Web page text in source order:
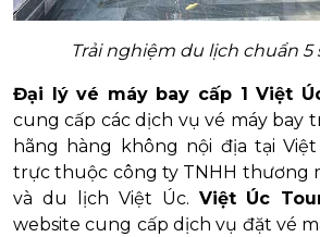
Trải nghiệm du lịch chuẩn 5
Đại lý vé máy bay cấp 1 Việt
cung cấp các dịch vụ vé máy bay
hãng hàng không nội địa tại
trực thuộc công ty TNHH thương
và du lịch Việt Úc. Việt Úc
website cung cấp dịch vụ đặt vé